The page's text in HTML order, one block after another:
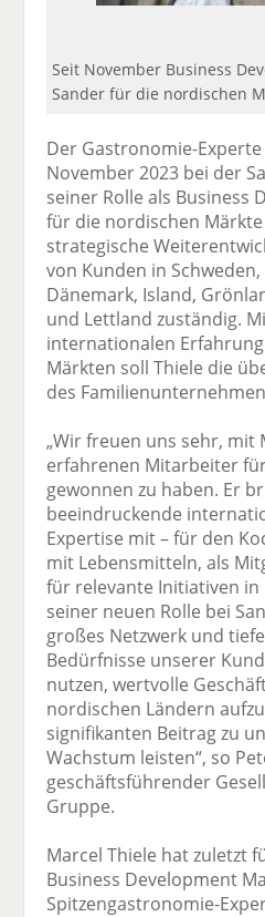
Seit November Business
Sander für die nordischen
Der Gastronomie-
November 2023 bei der
seiner Rolle als Business
für die nordischen
strategische
von Kunden in
Dänemark, Island,
und Lettland zuständig.
internationalen
Märkten soll Thiele die
des
„Wir freuen uns sehr, mit
erfahrenen Mitarbeiter
gewonnen zu haben. Er
beeindruckende
Expertise mit – für den
mit Lebensmitteln, als
für relevante Initiativen in
seiner neuen Rolle bei
großes Netzwerk und
Bedürfnisse unserer
nutzen, wertvolle
nordischen Ländern
signifikanten Beitrag zu
Wachstum leisten“, so
geschäftsführender
Gruppe.
Marcel Thiele hat zuletzt
Business Development
Spitzengastronomie-